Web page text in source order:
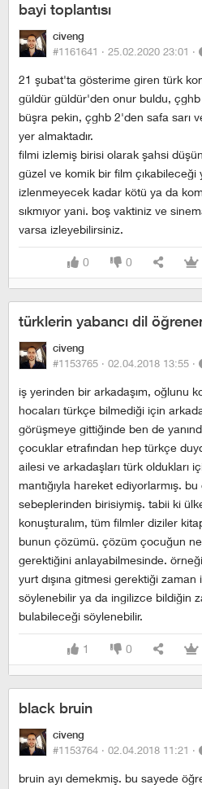
bayi toplantısı
civeng
#1161641 · 25.02.2020 23:01 ·
21 şubat'ta gösterime giren türk
güldür güldür'den onur buldu,
büşra pekin, çghb 2'den safa sarı
yer almaktadır.
filmi izlemiş birisi olarak şahsi
güzel ve komik bir film
izlenmeyecek kadar kötü ya da
sıkmıyor yani. boş vaktiniz ve
varsa izleyebilirsiniz.
0 0
türklerin yabancı dil
civeng
#1153765 · 02.04.2018 13:55 ·
iş yerinden bir arkadaşım, oğlunu
hocaları türkçe bilmediği için
görüşmeye gittiğinde ben de
çocuklar etrafından hep türkçe
ailesi ve arkadaşları türk oldukları
mantığıyla hareket ediyorlarmış.
sebeplerinden birisiymiş. tabii ki
konuşturalım, tüm filmler diziler
bunun çözümü. çözüm çocuğun
gerektiğini anlayabilmesinde.
yurt dışına gitmesi gerektiği zaman
söylenebilir ya da ingilizce bildiğin
bulabileceği söylenebilir.
1 0
black bruin
civeng
#1153764 · 02.04.2018 11:21 ·
bruin ayı demekmiş. bu sayede